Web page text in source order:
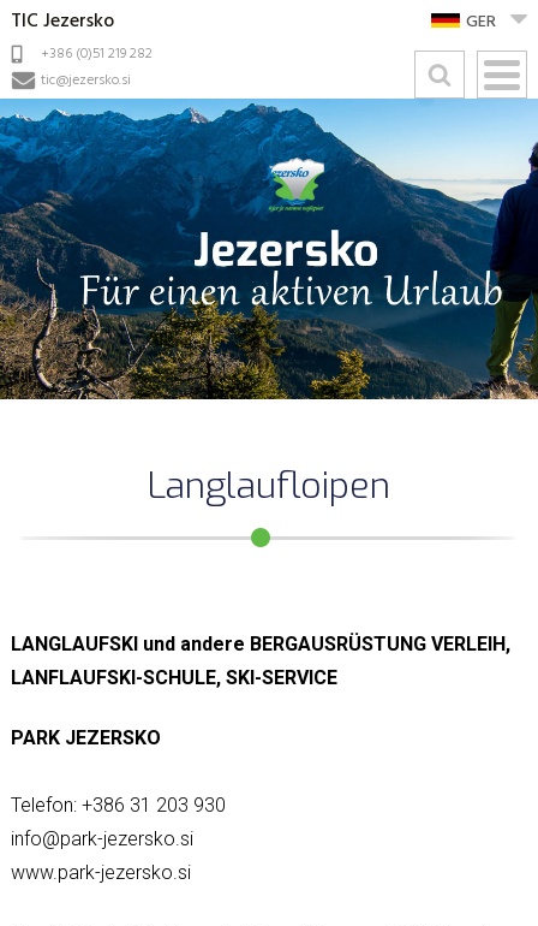
TIC Jezersko
+386 (0)51 219 282
tic@jezersko.si
GER
Langlaufloipen
LANGLAUFSKI und andere BERGAUSRÜSTUNG VERLEIH,
LANFLAUFSKI-SCHULE, SKI-SERVICE
PARK JEZERSKO
Telefon: +386 31 203 930
info@park-jezersko.si
www.park-jezersko.si